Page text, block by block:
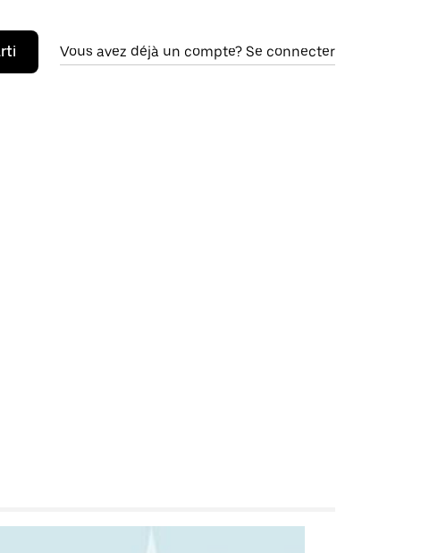
Vous avez déjà un compte? Se connecter